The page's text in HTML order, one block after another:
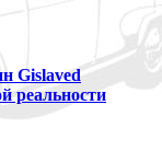
Gislaved
реальности